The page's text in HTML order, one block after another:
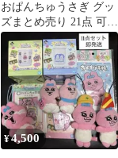
おぱんちゅうさぎ グッ
ズまとめ売り 21点 可哀
想に！
¥4,500